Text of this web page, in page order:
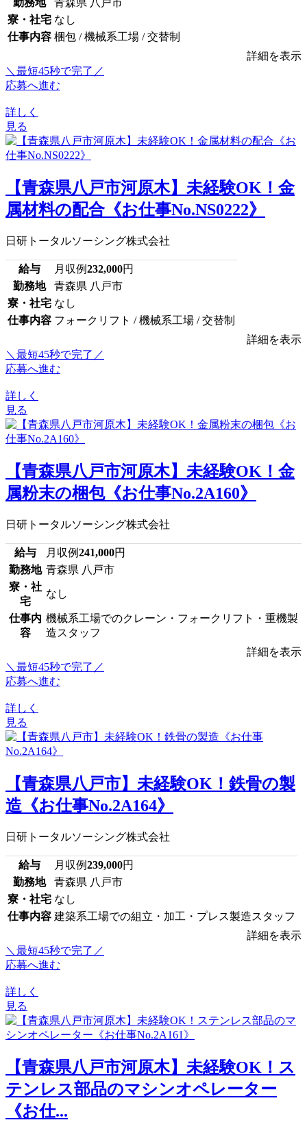
勤務地
青森県 八戸市
寮・社宅 なし
仕事内容 梱包 / 機械系工場 / 交替制
詳細を表示
＼最短45秒で完了／
応募へ進む
詳しく
見る
【青森県八戸市河原木】未経験OK！金
属材料の配合《お仕事No.NS0222》
日研トータルソーシング株式会社
給与 月収例232,000円
勤務地
青森県 八戸市
寮・社宅 なし
仕事内容 フォークリフト / 機械系工場 / 交替制
詳細を表示
＼最短45秒で完了／
応募へ進む
詳しく
見る
【青森県八戸市河原木】未経験OK！金
属粉末の梱包《お仕事No.2A160》
日研トータルソーシング株式会社
給与 月収例241,000円
勤務地 青森県 八戸市
寮・社
宅
なし
仕事内
容
機械系工場でのクレーン・フォークリフト・重機製
造スタッフ
詳細を表示
＼最短45秒で完了／
応募へ進む
詳しく
見る
【青森県八戸市】未経験OK！鉄骨の製
造《お仕事No.2A164》
日研トータルソーシング株式会社
給与 月収例239,000円
勤務地
青森県 八戸市
寮・社宅 なし
仕事内容 建築系工場での組立・加工・プレス製造スタッフ
詳細を表示
＼最短45秒で完了／
応募へ進む
詳しく
見る
【青森県八戸市河原木】未経験OK！ス
テンレス部品のマシンオペレーター
《お仕...